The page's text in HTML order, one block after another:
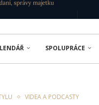
SPOLUPRÁCE
VIDEA A PODCASTY